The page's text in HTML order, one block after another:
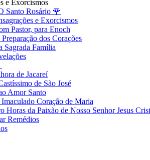
e Exorcismos
Santo Rosário 🌹
e Exorcismos
Pastor, para Enoch
dos Corações
Sagrada Família
de Jacareí
de São José
Amor Santo
Coração de Maria
Horas da Paixão de Nosso Senhor Jesus
Remédios